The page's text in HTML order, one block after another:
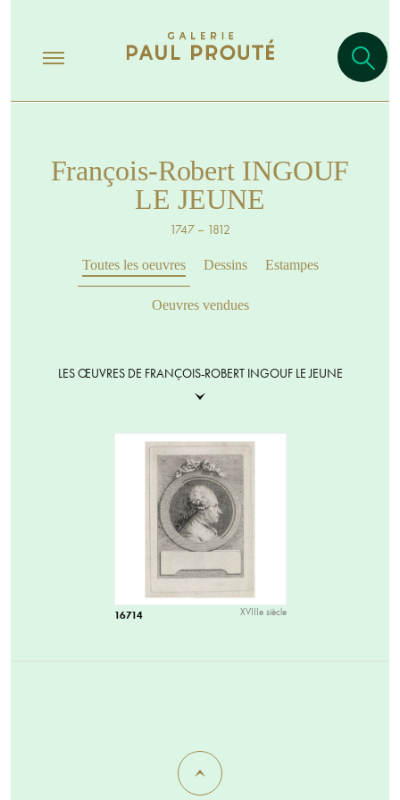
François-Robert INGOUF
LE JEUNE
1747 – 1812
Toutes les oeuvres Dessins Estampes
Oeuvres vendues
LES ŒUVRES DE FRANÇOIS-ROBERT INGOUF LE JEUNE
16714 XVIIIe siècle